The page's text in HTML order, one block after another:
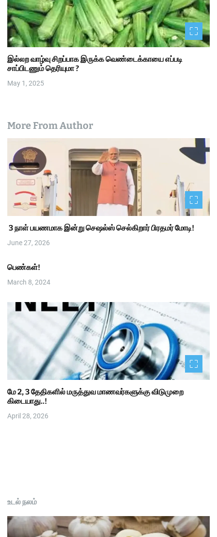
இல்லற வாழ்வு சிறப்பாக இருக்க வெண்டைக்காயை எப்படி
சாப்பிடணும் தெரியுமா ?
May 1, 2025
More From Author
3 நாள் பயணமாக இன்று செஷல்ஸ் செல்கிறார் பிரதமர் மோடி!
June 27, 2026
பெண்கள்!
March 8, 2024
மே 2, 3 தேதிகளில் மருத்துவ மாணவர்களுக்கு விடுமுறை
கிடையாது..!
April 28, 2026
உடல் நலம்